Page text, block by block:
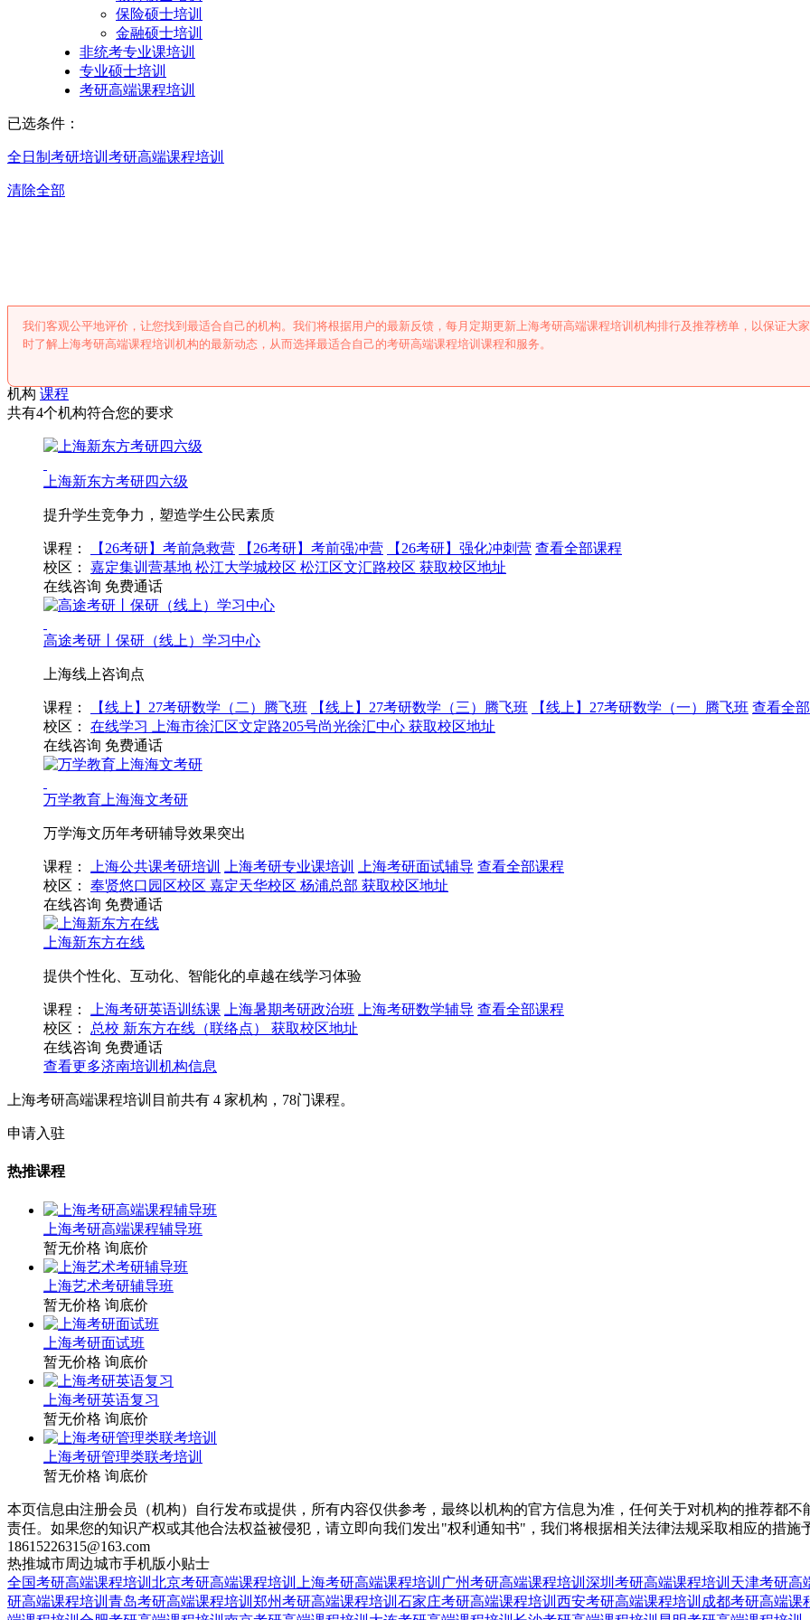
保险硕士培训
金融硕士培训
非统考专业课培训
专业硕士培训
考研高端课程培训
已选条件：
全日制考研培训 考研高端课程培训
清除全部
我们客观公平地评价，让您找到最适合自己的机构。我们将根据用户的最新反馈，每月定期更新上海考研高端课程培训机构排行及推荐榜单，以保证大
时了解上海考研高端课程培训机构的最新动态，从而选择最适合自己的考研高端课程培训课程和服务。
机构 课程
共有4个机构符合您的要求
上海新东方考研四六级
提升学生竞争力，塑造学生公民素质
课程： 【26考研】考前急救营 【26考研】考前强冲营 【26考研】强化冲刺营 查看全部课程
校区：
嘉定集训营基地 松江大学城校区 松江区文汇路校区 获取校区地址
在线咨询 免费通话
高途考研丨保研（线上）学习中心
上海线上咨询点
课程： 【线上】27考研数学（二）腾飞班 【线上】27考研数学（三）腾飞班 【线上】27考研数学（一）腾飞班 查看全
校区：
在线学习 上海市徐汇区文定路205号尚光徐汇中心 获取校区地址
在线咨询 免费通话
万学教育上海海文考研
万学海文历年考研辅导效果突出
课程： 上海公共课考研培训 上海考研专业课培训 上海考研面试辅导 查看全部课程
校区：
奉贤悠口园区校区 嘉定天华校区 杨浦总部 获取校区地址
在线咨询 免费通话
上海新东方在线
提供个性化、互动化、智能化的卓越在线学习体验
课程： 上海考研英语训练课 上海暑期考研政治班 上海考研数学辅导 查看全部课程
校区：
总校 新东方在线（联络点）
获取校区地址
在线咨询 免费通话
查看更多济南培训机构信息
上海考研高端课程培训目前共有 4 家机构， 78门课程。
申请入驻
热推课程
上海考研高端课程辅导班
暂无价格 询底价
上海艺术考研辅导班
暂无价格 询底价
上海考研面试班
暂无价格 询底价
上海考研英语复习
暂无价格 询底价
上海考研管理类联考培训
暂无价格 询底价
本页信息由注册会员（机构）自行发布或提供，所有内容仅供参考，最终以机构的官方信息为准，任何关于对机构的推荐都
责任。如果您的知识产权或其他合法权益被侵犯，请立即向我们发出"权利通知书"，我们将根据相关法律法规采取相应的措
18615226315@163.com
热推城市周边城市手机版小贴士
全国考研高端课程培训 北京考研高端课程培训 上海考研高端课程培训 广州考研高端课程培训 深圳考研高端课程培训 天津考研高
研高端课程培训 青岛考研高端课程培训 郑州考研高端课程培训 石家庄考研高端课程培训 西安考研高端课程培训 成都考研高端课